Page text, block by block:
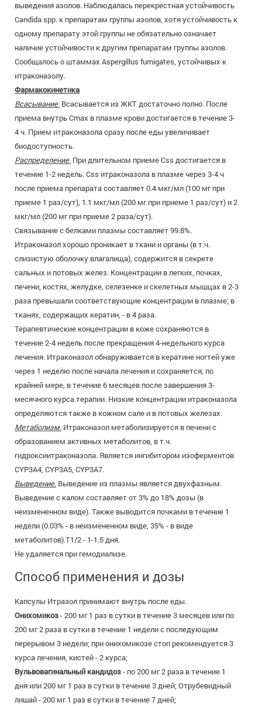
выведения азолов. Наблюдалась перекрестная устойчивость
Candida spp. к препаратам группы азолов, хотя устойчивость к
одному препарату этой группы не обязательно означает
наличие устойчивости к другим препаратам группы азолов.
Сообщалось о штаммах Aspergillus fumigates, устойчивых к
итраконазолу.
Фармакокинетика
Всасывание. Всасывается из ЖКТ достаточно полно. После
приема внутрь Cmax в плазме крови достигается в течение 3-
4 ч. Прием итраконазола сразу после еды увеличивает
биодоступность.
Распределение. При длительном приеме Css достигается в
течение 1-2 недель. Css итраконазола в плазме через 3-4 ч
после приема препарата составляет 0.4 мкг/мл (100 мг при
приеме 1 раз/сут), 1.1 мкг/мл (200 мг при приеме 1 раз/сут) и 2
мкг/мл (200 мг при приеме 2 раза/сут).
Связывание с белками плазмы составляет 99.8%.
Итраконазол хорошо проникает в ткани и органы (в т.ч.
слизистую оболочку влагалища), содержится в секрете
сальных и потовых желез. Концентрации в легких, почках,
печени, костях, желудке, селезенке и скелетных мышцах в 2-3
раза превышали соответствующие концентрации в плазме; в
тканях, содержащих кератин, - в 4 раза.
Терапевтические концентрации в коже сохраняются в
течение 2-4 недель после прекращения 4-недельного курса
лечения. Итраконазол обнаруживается в кератине ногтей уже
через 1 неделю после начала лечения и сохраняется, по
крайней мере, в течение 6 месяцев после завершения 3-
месячного курса терапии. Низкие концентрации итраконазола
определяются также в кожном сале и в потовых железах.
Метаболизм. Итраконазол метаболизируется в печени с
образованием активных метаболитов, в т.ч.
гидроксиитраконазола. Является ингибитором изоферментов
CYP3A4, CYP3A5, CYP3A7.
Выведение. Выведение из плазмы является двухфазным.
Выведение с калом составляет от 3% до 18% дозы (в
неизмененном виде). Также выводится почками в течение 1
недели (0.03% - в неизмененном виде, 35% - в виде
метаболитов).T1/2 - 1-1.5 дня.
Не удаляется при гемодиализе.
Способ применения и дозы
Капсулы Итразол принимают внутрь после еды.
Онихомикоз- 200 мг 1 раз в сутки в течение 3 месяцев или по
200 мг 2 раза в сутки в течение 1 недели с последующим
перерывом 3 недели; при онихомикозе стоп рекомендуется 3
курса лечения, кистей - 2 курса;
Вульвовагинальный кандидоз- по 200 мг 2 раза в течение 1
дня или 200 мг 1 раз в сутки в течение 3 дней; Отрубевидный
лишай - 200 мг 1 раз в сутки в течение 7 дней;